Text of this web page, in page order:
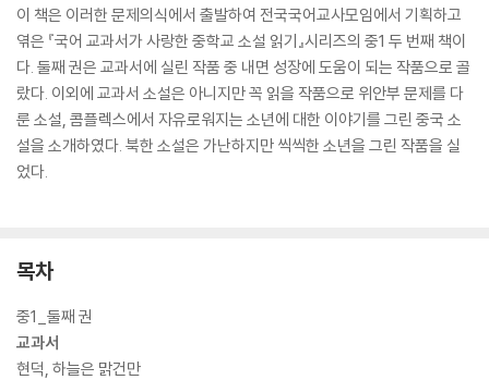
이 책은 이러한 문제의식에서 출발하여 전국국어교사모임에서 기획하고
엮은 『국어 교과서가 사랑한 중학교 소설 읽기』시리즈의 중1 두 번째 책이
다. 둘째 권은 교과서에 실린 작품 중 내면 성장에 도움이 되는 작품으로 골
랐다. 이외에 교과서 소설은 아니지만 꼭 읽을 작품으로 위안부 문제를 다
룬 소설, 콤플렉스에서 자유로워지는 소년에 대한 이야기를 그린 중국 소
설을 소개하였다. 북한 소설은 가난하지만 씩씩한 소년을 그린 작품을 실
었다.
목차
중1_둘째 권
교과서
현덕, 하늘은 맑건만